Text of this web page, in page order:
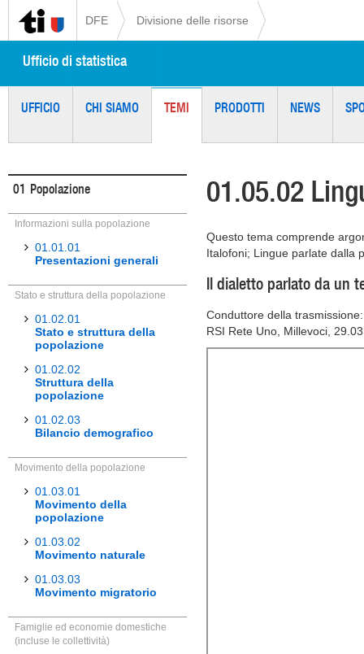
DFE Divisione delle risorse
Ufficio di statistica
UFFICIO CHI SIAMO TEMI PRODOTTI NEWS
01 Popolazione
Informazioni sulla popolazione
01.01.01
Presentazioni generali
Stato e struttura della popolazione
01.02.01
Stato e struttura della
popolazione
01.02.02
Struttura della
popolazione
01.02.03
Bilancio demografico
Movimento della popolazione
01.03.01
Movimento della
popolazione
01.03.02
Movimento naturale
01.03.03
Movimento migratorio
Famiglie ed economie domestiche
(incluse le collettività)
01.05.02
Questo tema comprende
Italofoni; Lingue parlate dalla
Il dialetto parlato da un
Conduttore della
RSI Rete Uno, Millevoci,